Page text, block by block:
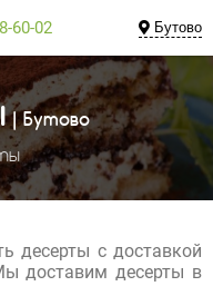
60-02 Бутово
| Бутово
десерты с доставкой
доставим десерты в